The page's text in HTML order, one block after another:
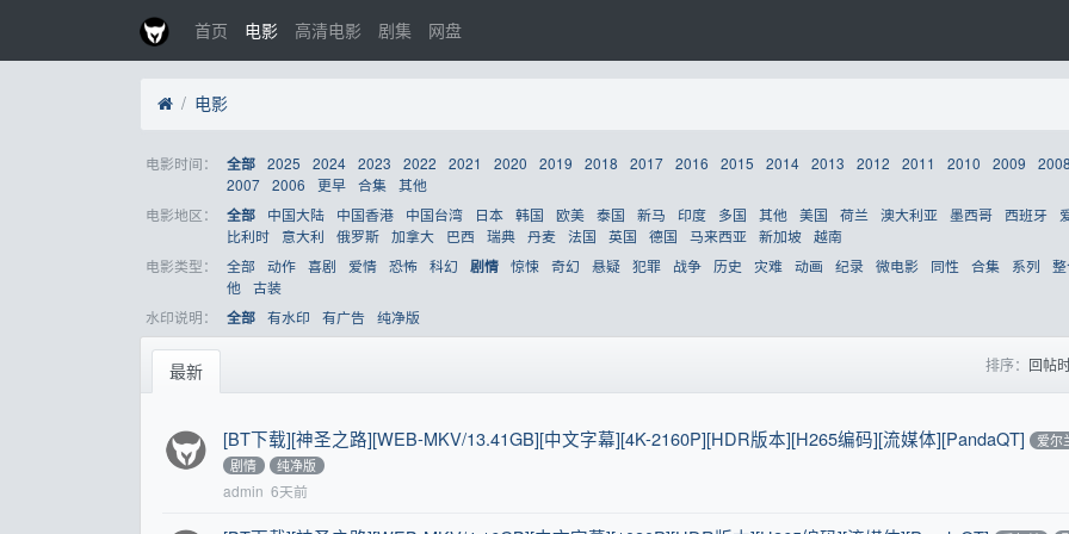
首页 电影 高清电影 剧集 网盘
电影
电影时间： 全部 2025 2024 2023 2022 2021 2020 2019 2018 2017 2016 2015 2014 2013 2012 2011 2010 2009
2007 2006 更早 合集 其他
电影地区：
全部 中国大陆 中国香港 中国台湾 日本 韩国 欧美 泰国 新马 印度 多国 其他 美国 荷兰 澳大利亚 墨西哥 西班牙
比利时
意大利 俄罗斯 加拿大 巴西 瑞典 丹麦 法国 英国 德国 马来西亚 新加坡 越南
电影类型：
全部 动作 喜剧 爱情 恐怖 科幻 剧情 惊悚 奇幻 悬疑 犯罪 战争 历史 灾难 动画 纪录 微电影 同性 合集 系列
他 古装
水印说明：
全部 有水印 有广告 纯净版
最新 排序： 回帖
[BT下载][神圣之路][WEB-MKV/13.41GB][中文字幕][4K-2160P][HDR版本][H265编码][流媒体][PandaQT]
爱尔
剧情
纯净版
admin 6天前